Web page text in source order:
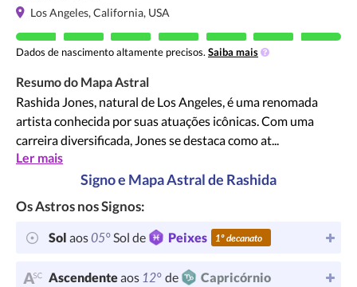
Los Angeles, California, USA
Dados de nascimento altamente precisos. Saiba mais
Resumo do Mapa Astral
Rashida Jones, natural de Los Angeles, é uma renomada
artista conhecida por suas atuações icônicas. Com uma
carreira diversificada, Jones se destaca como at...
Ler mais
Signo e Mapa Astral de Rashida
Os Astros nos Signos:
Sol aos05°Sol de Peixes 1º decanato
Ascendenteaos 12° de Capricórnio